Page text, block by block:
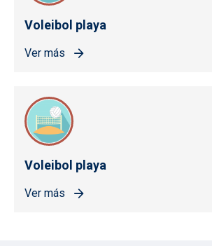
Voleibol playa
Ver más
Voleibol playa
Ver más